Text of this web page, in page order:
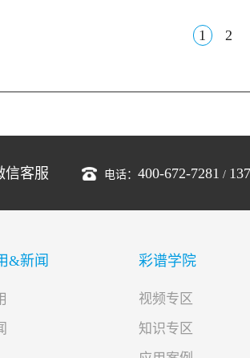
1 2
信客服 电话： 400-672-7281 /
&新闻 彩谱学院
视频专区
知识专区